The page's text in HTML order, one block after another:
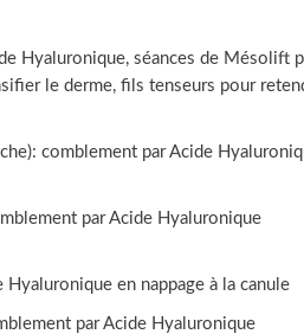
Hyaluronique, séances de Mésolift
le derme, fils tenseurs pour
comblement par Acide
par Acide Hyaluronique
en nappage à la canule
par Acide Hyaluronique